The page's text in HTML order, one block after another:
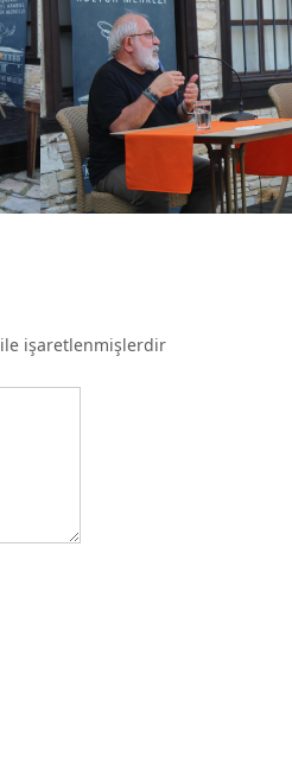
ile işaretlenmişlerdir